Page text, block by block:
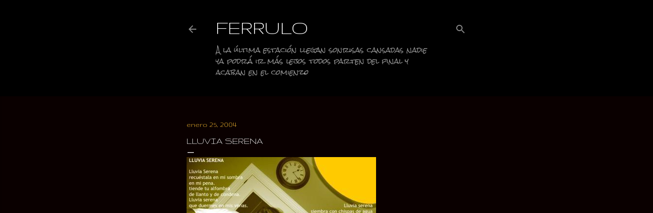
FERRULO
A la última estación llegan sonrisas cansadas nadie
ya podrá ir más lejos todos parten del final y
acaban en el comienzo
enero 25, 2004
LLUVIA SERENA